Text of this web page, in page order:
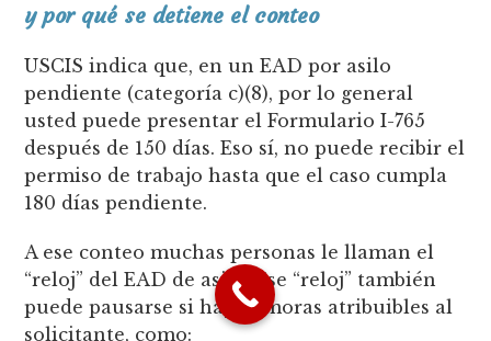
y por qué se detiene el conteo
USCIS indica que, en un EAD por asilo
pendiente (categoría c)(8), por lo general
usted puede presentar el Formulario I-765
después de 150 días. Eso sí, no puede recibir el
permiso de trabajo hasta que el caso cumpla
180 días pendiente.
A ese conteo muchas personas le llaman el
“reloj” del EAD de asilo. Ese “reloj” también
puede pausarse si hay demoras atribuibles al
solicitante, como: